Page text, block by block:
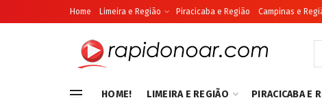
Home Limeira e Região Piracicaba e Região Campinas e
HOME! LIMEIRA E REGIÃO PIRACICABA E